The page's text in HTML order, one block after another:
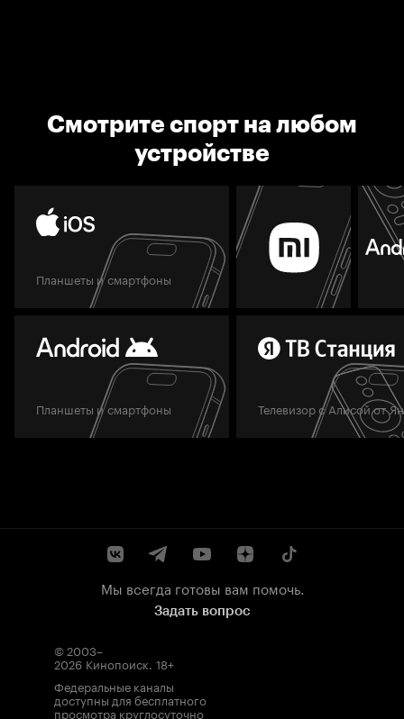
Смотрите спорт на любом
устройстве
Планшеты и смартфоны
Планшеты и смартфоны Телевизор с Алисой от
Мы всегда готовы вам помочь.
Задать вопрос
© 2003–
2026 Кинопоиск. 18+
Федеральные каналы
доступны для бесплатного
просмотра круглосуточно